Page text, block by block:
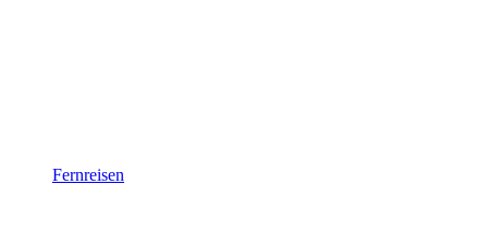
Fernreisen